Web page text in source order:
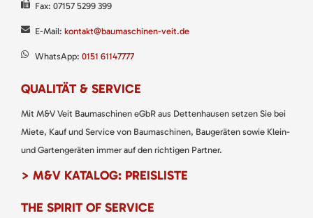
Fax: 07157 5299 399
E-Mail: kontakt@baumaschinen-veit.de
WhatsApp: 0151 61147777
QUALITÄT & SERVICE
Mit M&V Veit Baumaschinen eGbR aus Dettenhausen setzen Sie bei
Miete, Kauf und Service von Baumaschinen, Baugeräten sowie Klein-
und Gartengeräten immer auf den richtigen Partner.
> M&V KATALOG: PREISLISTE
THE SPIRIT OF SERVICE